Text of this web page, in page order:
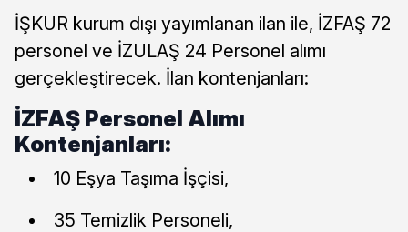
İŞKUR kurum dışı yayımlanan ilan ile, İZFAŞ 72
personel ve İZULAŞ 24 Personel alımı
gerçekleştirecek. İlan kontenjanları:
İZFAŞ Personel Alımı
Kontenjanları:
10 Eşya Taşıma İşçisi,
35 Temizlik Personeli,